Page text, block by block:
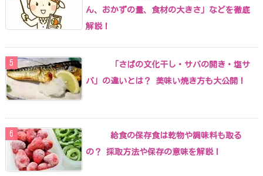
ん、おかずの量、食材の大きさ」などを徹底
解説！
「さばの文化干し・サバの開き・塩サ
バ」の違いとは？ 美味い焼き方も大公開！
給食の保存食は乾物や調味料も取る
の？ 採取方法や保存の意味を解説！